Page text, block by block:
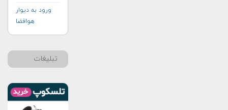
ورود به دیوار
هوافضا
تبلیغات